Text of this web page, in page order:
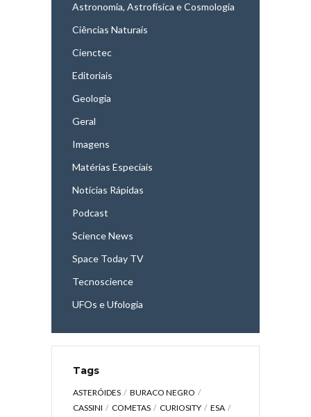
Astronomia, Astrofísica e Cosmologia
Ciências Naturais
Cienctec
Editoriais
Geologia
Geral
Imagens
Matérias Especiais
Notícias Rápidas
Podcast
Science News
Space Today TV
Tecnoscience
UFOs e Ufologia
Tags
ASTERÓIDES
BURACO NEGRO
CASSINI
COMETAS CURIOSITY
ESA